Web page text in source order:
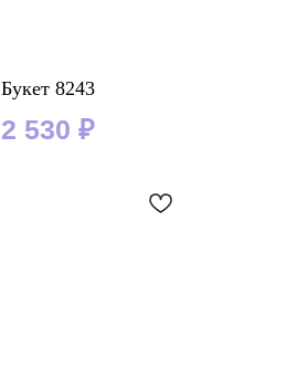
Букет 8243
2 530 ₽